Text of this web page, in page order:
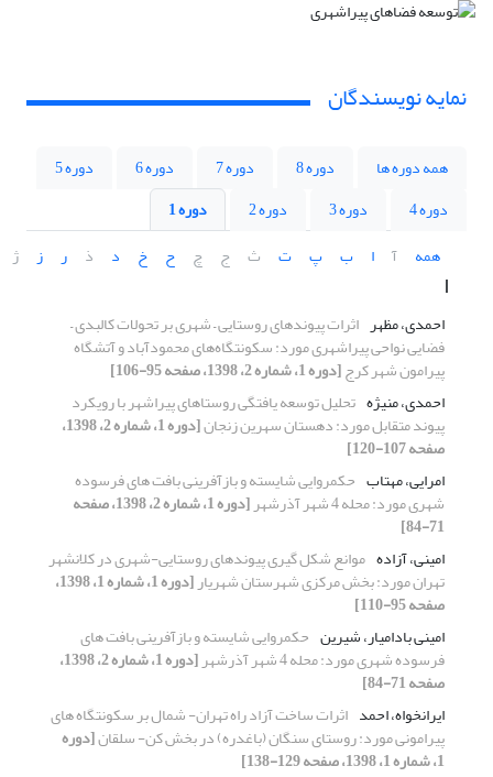
نمایه نویسندگان
همه دوره ها دوره 8 دوره 7 دوره 6
دوره 5
دوره 4
دوره 3 دوره 2
دوره 1
همه
آ ا ب پ ت ث ج چ ح خ د ذ ر ز ژ
ا
احمدی، مظهر اثرات پیوندهای روستایی – شهری بر تحولات کالبدی –
فضایی نواحی پیراشهری مورد: سکونتگاه‌های محمودآباد و آتشگاه
پیرامون شهر کرج[دوره 1، شماره 2، 1398، صفحه 95-106]
احمدی، منیژه تحلیل توسعه یافتگی روستاهای پیراشهر با رویکرد
پیوند متقابل مورد: دهستان سهرین زنجان [دوره 1، شماره 2، 1398،
صفحه 107-120]
امرایی، مهتاب حکمروایی شایسته و بازآفرینی بافت های فرسوده
شهری مورد: محله 4 شهر آذرشهر [دوره 1، شماره 2، 1398، صفحه
71-84]
امینی، آزاده موانع شکل گیری پیوندهای روستایی-شهری در کلانشهر
تهران مورد: بخش مرکزی شهرستان شهریار [دوره 1، شماره 1، 1398،
صفحه 95-110]
امینی بادامیار، شیرین حکمروایی شایسته و بازآفرینی بافت های
فرسوده شهری مورد: محله 4 شهر آذرشهر [دوره 1، شماره 2، 1398،
صفحه 71-84]
ایرانخواه، احمد اثرات ساخت آزاد راه تهران- شمال بر سکونتگاه های
پیرامونی مورد: روستای سنگان (باغدره) در بخش کن- سلقان[دوره
1، شماره 1، 1398، صفحه 129-138]